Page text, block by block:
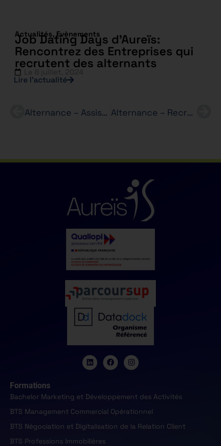
Actualités,Evènements
Job Dating Days d’Aureïs:
Rencontrez des Entreprises qui
recrutent des alternants
Lire l’actualité
Alternance – Assistant(e) Ressources Humaines – ZARA – Bachelor RH en 3 ans Alternance – Recruteur et commercial (H/F) – Bachelor RH en 3 ans
Formations
Bachelor Marketing et Développement des Activités
BTS Management Commercial Opérationnel
BTS Négociation et Digitalisation de la Relation Client
BTS Professions Immobilières